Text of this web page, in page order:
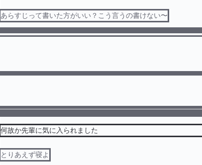
あらすじって書いた方がいい？こう言うの書けない〜
何故か先輩に気に入られました
とりあえず寝よ